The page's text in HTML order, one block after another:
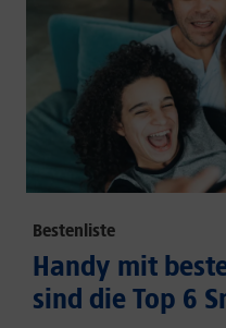
Bestenliste
Handy mit
sind die Top 6